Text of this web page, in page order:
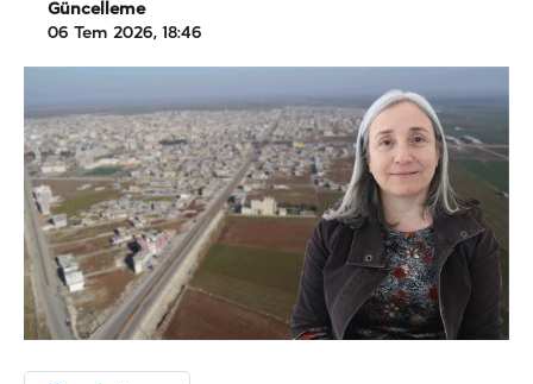
Güncelleme
06 Tem 2026, 18:46